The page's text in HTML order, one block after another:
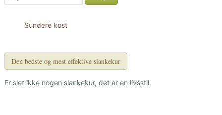
Sundere kost
Den bedste og mest effektive slankekur
Er slet ikke nogen slankekur, det er en livsstil.